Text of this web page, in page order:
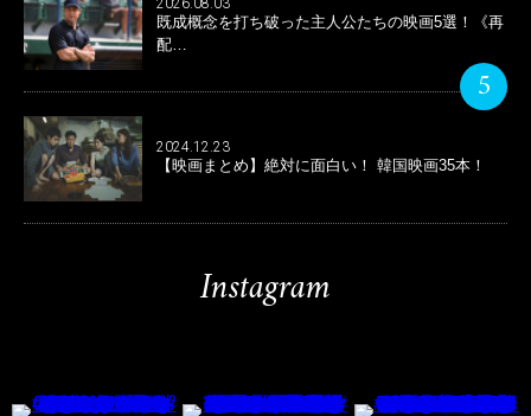
2026.08.03
既成概念を打ち破った主人公たちの映画5選！《再
配…
5
2024.12.23
【映画まとめ】絶対に面白い！ 韓国映画35本！
Instagram